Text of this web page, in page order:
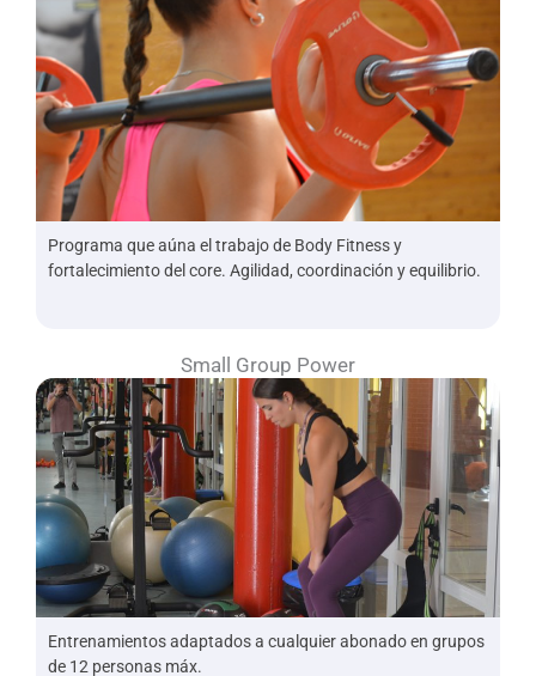
Programa que aúna el trabajo de Body Fitness y
fortalecimiento del core. Agilidad, coordinación y equilibrio.
Small Group Power
Entrenamientos adaptados a cualquier abonado en grupos
de 12 personas máx.